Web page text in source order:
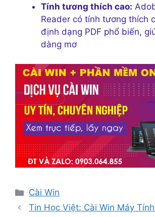
Tính tương thích cao:
Reader có tính tương thích
định dạng PDF phổ biến,
dàng mơ
Danh
mục
Cài Win
Tin Học Việt: Cài Win Máy